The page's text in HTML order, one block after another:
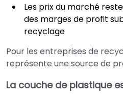
Les prix du marché
des marges de profit
recyclage
Pour les entreprises de
représente une source de
La couche de plastique